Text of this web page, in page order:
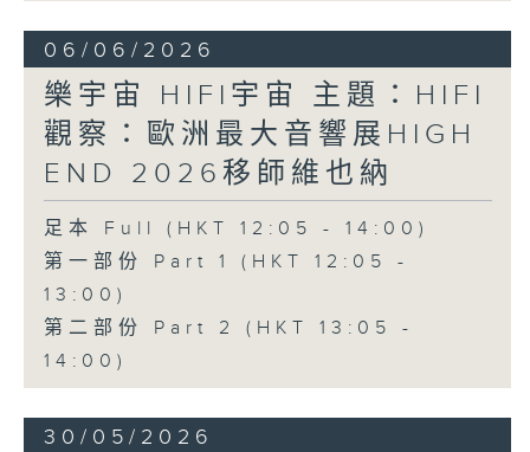
06/06/2026
樂宇宙 HIFI宇宙 主題：HIFI
觀察：歐洲最大音響展HIGH
END 2026移師維也納
足本 Full (HKT 12:05 - 14:00)
第一部份 Part 1 (HKT 12:05 -
13:00)
第二部份 Part 2 (HKT 13:05 -
14:00)
30/05/2026